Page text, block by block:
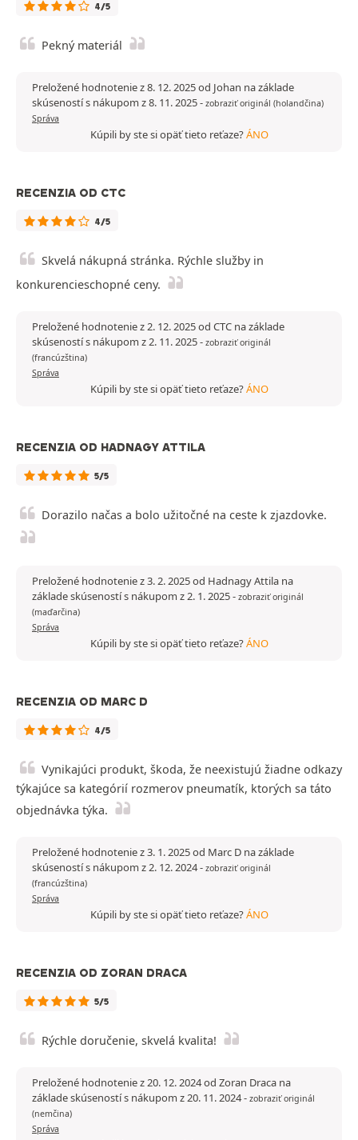
4/5
Pekný materiál
Preložené hodnotenie z 8. 12. 2025 od Johan na základe
skúseností s nákupom z 8. 11. 2025- zobraziť originál (holandčina)
Správa
Kúpili by ste si opäť tieto reťaze?ÁNO
RECENZIA OD CTC
4/5
Skvelá nákupná stránka. Rýchle služby in
konkurencieschopné ceny.
Preložené hodnotenie z 2. 12. 2025 od CTC na základe
skúseností s nákupom z 2. 11. 2025- zobraziť originál
(francúzština)
Správa
Kúpili by ste si opäť tieto reťaze?ÁNO
RECENZIA OD HADNAGY ATTILA
5/5
Dorazilo načas a bolo užitočné na ceste k zjazdovke.
Preložené hodnotenie z 3. 2. 2025 od Hadnagy Attila na
základe skúseností s nákupom z 2. 1. 2025- zobraziť originál
(maďarčina)
Správa
Kúpili by ste si opäť tieto reťaze?ÁNO
RECENZIA OD MARC D
4/5
Vynikajúci produkt, škoda, že neexistujú žiadne odkazy
týkajúce sa kategórií rozmerov pneumatík, ktorých sa táto
objednávka týka.
Preložené hodnotenie z 3. 1. 2025 od Marc D na základe
skúseností s nákupom z 2. 12. 2024- zobraziť originál
(francúzština)
Správa
Kúpili by ste si opäť tieto reťaze?ÁNO
RECENZIA OD ZORAN DRACA
5/5
Rýchle doručenie, skvelá kvalita!
Preložené hodnotenie z 20. 12. 2024 od Zoran Draca na
základe skúseností s nákupom z 20. 11. 2024- zobraziť originál
(nemčina)
Správa